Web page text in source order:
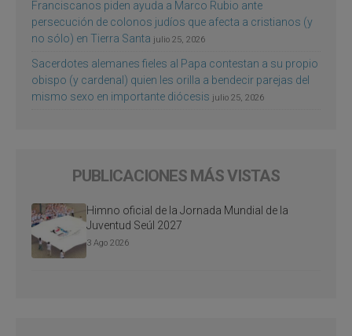
Franciscanos piden ayuda a Marco Rubio ante
persecución de colonos judíos que afecta a cristianos (y
no sólo) en Tierra Santa julio 25, 2026
Sacerdotes alemanes fieles al Papa contestan a su propio
obispo (y cardenal) quien les orilla a bendecir parejas del
mismo sexo en importante diócesis julio 25, 2026
PUBLICACIONES MÁS VISTAS
Himno oficial de la Jornada Mundial de la
Juventud Seúl 2027
3 Ago 2026